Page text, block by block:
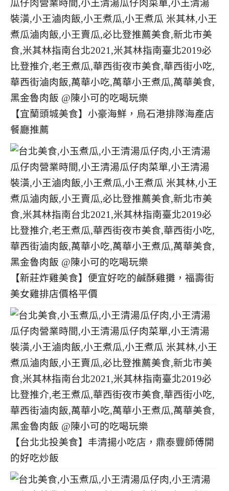
【宜蘭頭城美食】小豪海鮮，烏石港排隊海產店
餐廳推薦
【新莊炸雞美食】便宜好吃的鹹酥雞攤，福壽街
美女雞排店價格平價
【台北北投美食】丰清揚小吃店，鼎泰豐師傅開
的好吃炒飯